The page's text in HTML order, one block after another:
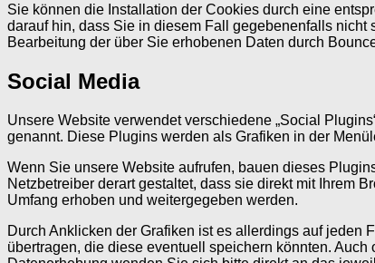
Sie können die Installation der Cookies durch eine
darauf hin, dass Sie in diesem Fall gegebenenfalls
Bearbeitung der über Sie erhobenen Daten durch
Social Media
Unsere Website verwendet verschiedene „Social
genannt. Diese Plugins werden als Grafiken in der
Wenn Sie unsere Website aufrufen, bauen dieses
Netzbetreiber derart gestaltet, dass sie direkt mit Ihrem
Umfang erhoben und weitergegeben werden.
Durch Anklicken der Grafiken ist es allerdings auf
übertragen, die diese eventuell speichern könnten.